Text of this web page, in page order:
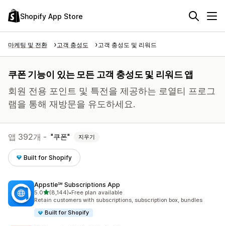
Shopify App Store
마케팅 및 전환 고객 충성도 고객 충성도 및 리워드
쿠폰 기능이 있는 모든 고객 충성도 및 리워드 앱
회원 전용 포인트 및 특전을 제공하는 로열티 프로그
램을 통해 재방문을 유도하세요.
앱 392개 - 쿠폰 지우기
Built for Shopify
Appstle℠ Subscriptions App
5.0별 5개 중
(8,144)
총 리뷰 8144개
•Free plan available
Retain customers with subscriptions, subscription box, bundles
Built for Shopify